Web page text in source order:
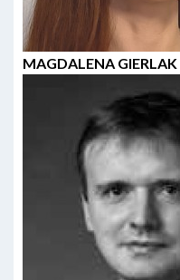
MAGDALENA GIERLAK